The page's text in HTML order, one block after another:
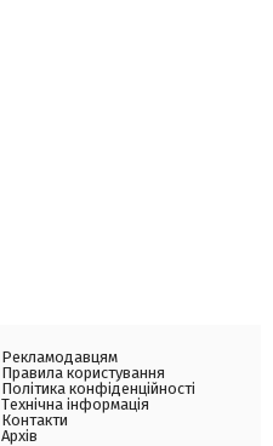
Рекламодавцям
Правила користування
Політика конфіденційності
Технічна інформація
Контакти
Архів